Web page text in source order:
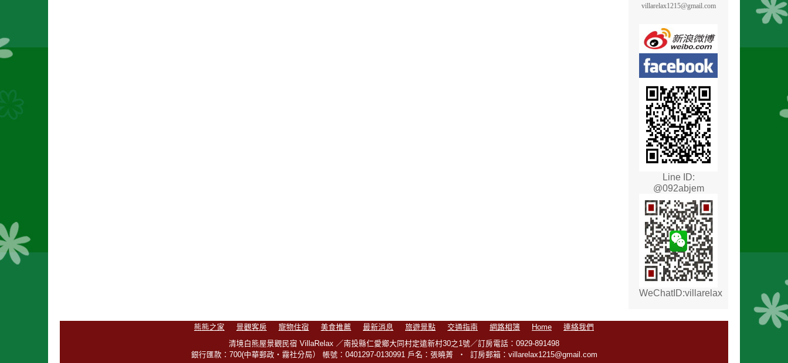
villarelax1215@gmail.com
Line ID:
@092abjem
WeChatID:villarelax
熊熊之家 景觀客房 寵物住宿 美食推薦 最新消息 旅遊景點 交通指南 網路相簿 Home
連絡我們
清境白熊屋景觀民宿 VillaRelax ／南投縣仁愛鄉大同村定遠新村30之1號／訂房電話：0929-891498
銀行匯款：700(中華郵政‧霧社分局） 帳號：0401297-0130991 戶名：張曉菁 ‧ 訂房郵箱：villarelax1215@gmail.com